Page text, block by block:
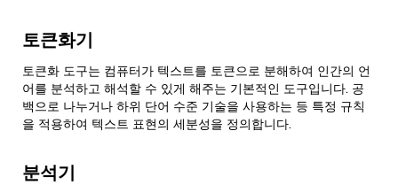
토큰화기
토큰화 도구는 컴퓨터가 텍스트를 토큰으로 분해하여 인간의 언
어를 분석하고 해석할 수 있게 해주는 기본적인 도구입니다. 공
백으로 나누거나 하위 단어 수준 기술을 사용하는 등 특정 규칙
을 적용하여 텍스트 표현의 세분성을 정의합니다.
분석기